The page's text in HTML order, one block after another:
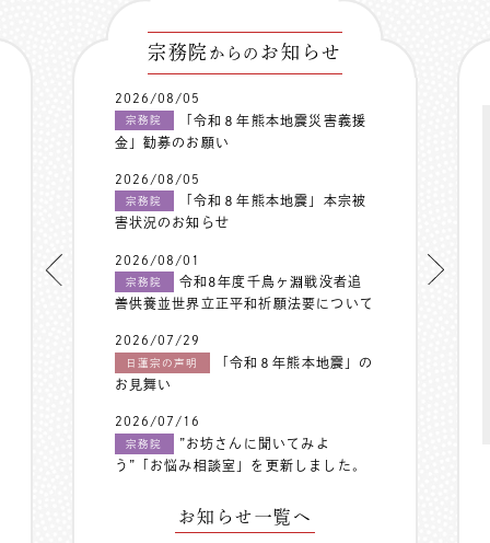
宗務院 からの お知らせ
2026/08/05
宗務院
「令和８年熊本地震災害義援
金」勧募のお願い
2026/08/05
宗務院
「令和８年熊本地震」本宗被
害状況のお知らせ
2026/08/01
宗務院
令和8年度千鳥ヶ淵戦没者追
善供養並世界立正平和祈願法要について
2026/07/29
日蓮宗の声明
「令和８年熊本地震」の
お見舞い
2026/07/16
宗務院
”お坊さんに聞いてみよ
う”「お悩み相談室」を更新しました。
お知らせ一覧へ